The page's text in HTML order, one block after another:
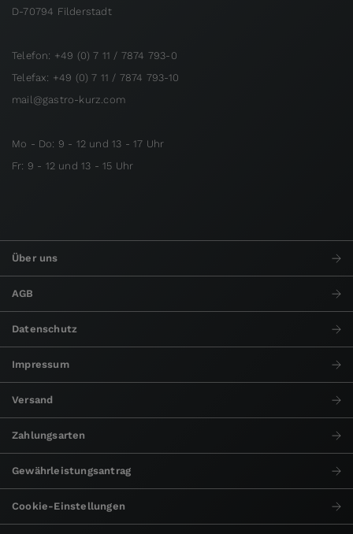
D-70794 Filderstadt
Telefon: +49 (0) 7 11 / 7874 793-0
Telefax: +49 (0) 7 11 / 7874 793-10
mail@gastro-kurz.com
Mo - Do: 9 - 12 und 13 - 17 Uhr
Fr: 9 - 12 und 13 - 15 Uhr
Über uns
AGB
Datenschutz
Impressum
Versand
Zahlungsarten
Gewährleistungsantrag
Cookie-Einstellungen